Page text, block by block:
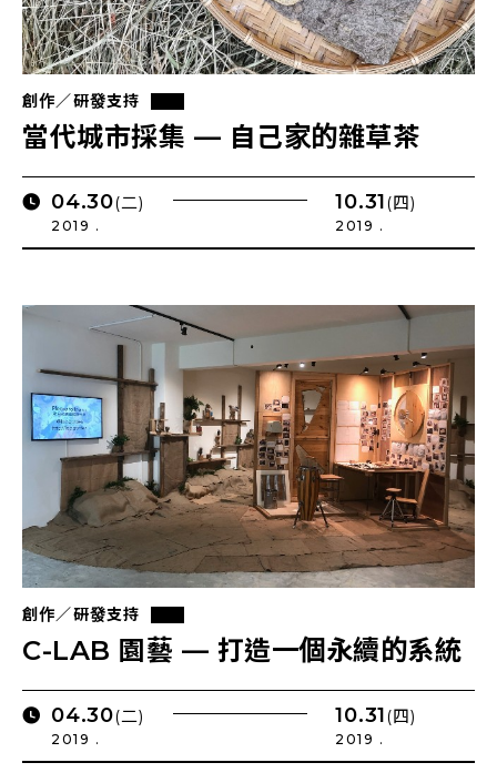
創作／研發支持
當代城市採集 — 自己家的雜草茶
04.30(二)
2019 .
10.31(四)
2019 .
創作／研發支持
C-LAB 園藝 — 打造一個永續的系統
04.30(二)
2019 .
10.31(四)
2019 .